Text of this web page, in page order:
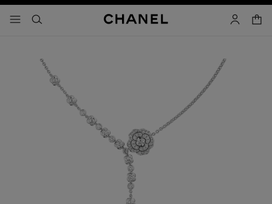
- navegación principal
buscar cuenta
carrito